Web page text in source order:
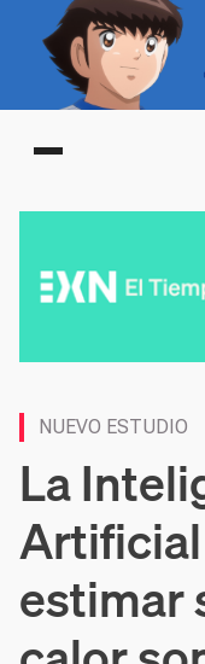
Main menu
NUEVO ESTUDIO
La
estimar